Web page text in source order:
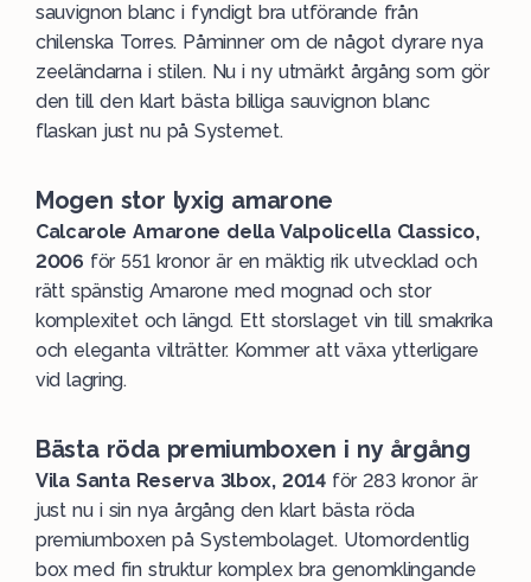
sauvignon blanc i fyndigt bra utförande från
chilenska Torres. Påminner om de något dyrare nya
zeeländarna i stilen. Nu i ny utmärkt årgång som gör
den till den klart bästa billiga sauvignon blanc
flaskan just nu på Systemet.
Mogen stor lyxig amarone
Calcarole Amarone della Valpolicella Classico,
2006 för 551 kronor är en mäktig rik utvecklad och
rätt spänstig Amarone med mognad och stor
komplexitet och längd. Ett storslaget vin till smakrika
och eleganta vilträtter. Kommer att växa ytterligare
vid lagring.
Bästa röda premiumboxen i ny årgång
Vila Santa Reserva 3lbox, 2014 för 283 kronor är
just nu i sin nya årgång den klart bästa röda
premiumboxen på Systembolaget. Utomordentlig
box med fin struktur komplex bra genomklingande